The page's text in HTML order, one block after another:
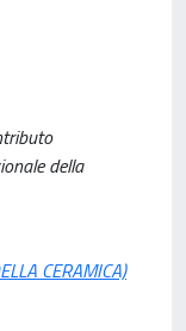
della
CERAMICA)